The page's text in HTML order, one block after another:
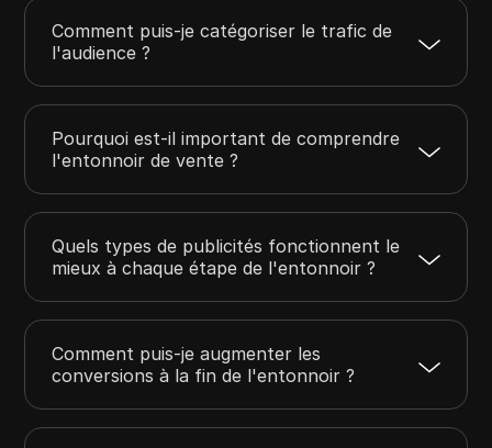
Comment puis-je catégoriser le trafic de
l'audience ?
Pourquoi est-il important de comprendre
l'entonnoir de vente ?
Quels types de publicités fonctionnent le
mieux à chaque étape de l'entonnoir ?
Comment puis-je augmenter les
conversions à la fin de l'entonnoir ?